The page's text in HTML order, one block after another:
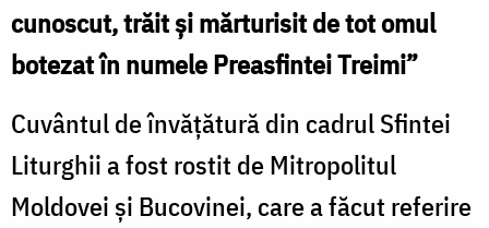
cunoscut, trăit și mărturisit de tot omul
botezat în numele Preasfintei Treimi”
Cuvântul de învățătură din cadrul Sfintei
Liturghii a fost rostit de Mitropolitul
Moldovei și Bucovinei, care a făcut referire